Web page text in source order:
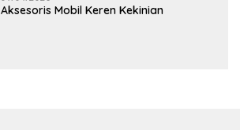
Aksesoris Mobil Keren Kekinian